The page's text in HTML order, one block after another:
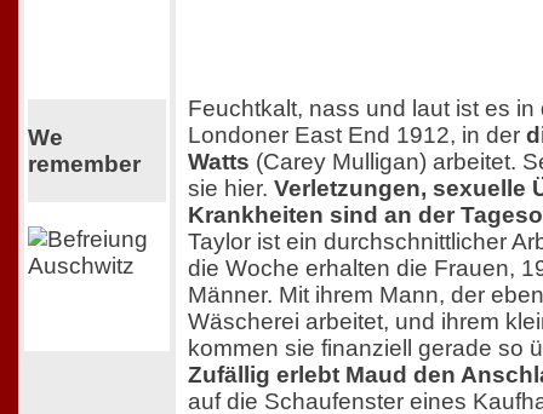
We
remember
Feuchtkalt, nass und laut ist es in
Londoner East End 1912, in der
Watts (Carey Mulligan) arbeitet.
sie hier. Verletzungen, sexuelle
Krankheiten sind an der
Taylor ist ein durchschnittlicher
die Woche erhalten die Frauen,
Männer. Mit ihrem Mann, der
Wäscherei arbeitet, und ihrem
kommen sie finanziell gerade so
Zufällig erlebt Maud den
auf die Schaufenster eines